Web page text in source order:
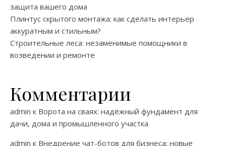
защита вашего дома
Плинтус скрытого монтажа: как сделать интерьер
аккуратным и стильным?
Строительные леса: незаменимые помощники в
возведении и ремонте
Комментарии
admin к Ворота на сваях: надёжный фундамент для
дачи, дома и промышленного участка
admin к Внедрение чат-ботов для бизнеса: новые